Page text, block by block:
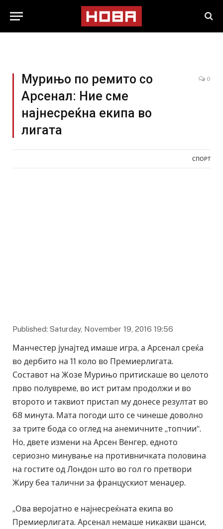
Мурињо по ремито со
Арсенал: Ние сме
најнесреќна екипа во
лигата
0
СПОРТ
Published: Saturday, November 19, 2016 19:56
Манчестер јунајтед имаше игра, а Арсенал среќа
во дербито на 11 коло во Премиерлигата.
Составот на Жозе Мурињо притискаше во целото
прво полувреме, во ист ритам продолжи и во
второто и таквиот пристап му донесе резултат во
68 минута. Мата погоди што се чинеше доволно
за трите бода со оглед на анемичните „топчии“.
Но, двете измени на Арсен Венгер, едното
сериозно минување на противничката половина
на гостите од Лондон што во гол го претвори
Жиру беа талични за францускиот менаџер.
„Ова веројатно е најнесреќната екипа во
Премиерлигата. Арсенал немаше никакви шанси,